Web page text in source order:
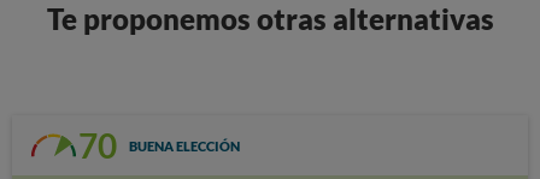
Te proponemos otras alternativas
70 BUENA ELECCIÓN